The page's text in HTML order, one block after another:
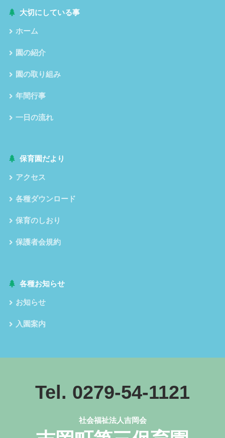
大切にしている事
ホーム
園の紹介
園の取り組み
年間行事
一日の流れ
保育園だより
アクセス
各種ダウンロード
保育のしおり
保護者会規約
各種お知らせ
お知らせ
入園案内
Tel. 0279-54-1121
社会福祉法人吉岡会